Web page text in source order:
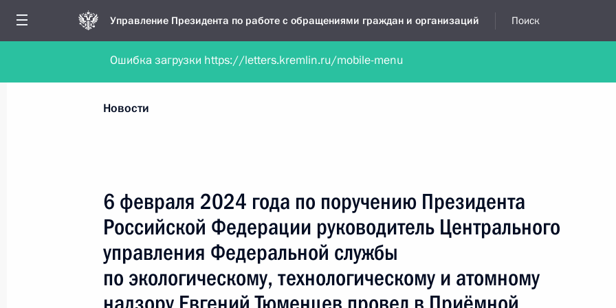
Управление Президента по работе с обращениями граждан и организаций Поиск
Обратиться в форме электронного документа Обратиться в устной форме
Все новости
Все руководители, регионы, города и темы
Новости
6 февраля 2024 года по поручению Президента
Российской Федерации руководитель Центрального
управления Федеральной службы
по экологическому, технологическому и атомному
Ошибка загрузки https://letters.kremlin.ru/mobile-menu